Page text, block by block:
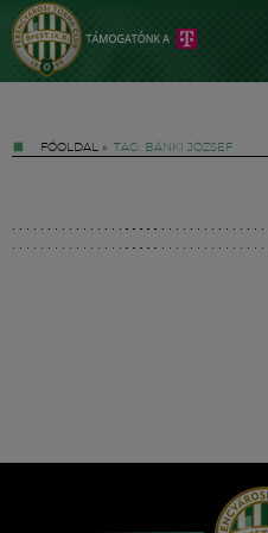
FŐOLDAL » TAG: BÁNKI JÓZSEF
Hírek